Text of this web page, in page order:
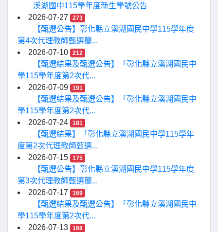
溪湖國中115學年度新生學號公告
2026-07-27
273
【甄選公告】彰化縣立溪湖國民中學115學年度
第4次代理教師甄選簡...
2026-07-10
212
【甄選結果及甄選公告】「彰化縣立溪湖國民中
學115學年度第2次代...
2026-07-09
191
【甄選結果及甄選公告】「彰化縣立溪湖國民中
學115學年度第2次代...
2026-07-24
181
【甄選結果】「彰化縣立溪湖國民中學115學年
度第2次代理教師甄選...
2026-07-15
175
【甄選公告】彰化縣立溪湖國民中學115學年度
第3次代理教師甄選簡...
2026-07-17
169
【甄選結果及甄選公告】「彰化縣立溪湖國民中
學115學年度第2次代...
2026-07-13
168